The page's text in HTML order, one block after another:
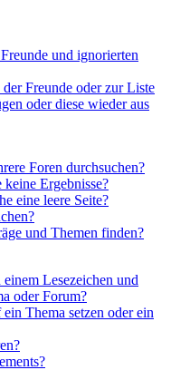
und ignorierten
Freunde oder zur Liste
oder diese wieder aus
Foren durchsuchen?
keine Ergebnisse?
eine leere Seite?
und Themen finden?
Lesezeichen und
oder Forum?
Thema setzen oder ein